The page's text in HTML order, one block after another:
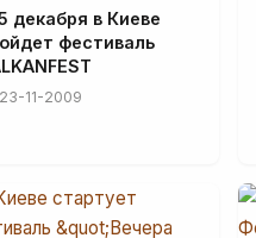
декабря в Киеве
фестиваль
23-11-2009